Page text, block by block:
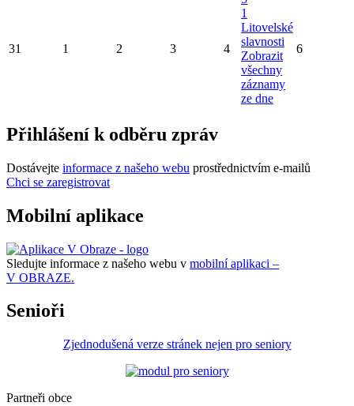
31 1 2 3 4
1
Litovelské
slavnosti
Zobrazit
všechny
záznamy
ze dne
6
Přihlášení k odběru zpráv
Dostávejte informace z našeho webu prostřednictvím e-mailů
Chci se zaregistrovat
Mobilní aplikace
Sledujte informace z našeho webu v mobilní aplikaci –
V OBRAZE.
Senioři
Zjednodušená verze stránek nejen pro seniory
Partneři obce